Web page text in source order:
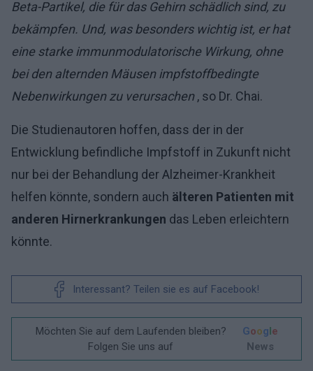
Beta-Partikel, die für das Gehirn schädlich sind, zu
bekämpfen. Und, was besonders wichtig ist, er hat
eine starke immunmodulatorische Wirkung, ohne
bei den alternden Mäusen impfstoffbedingte
Nebenwirkungen zu verursachen, so Dr. Chai.
Die Studienautoren hoffen, dass der in der
Entwicklung befindliche Impfstoff in Zukunft nicht
nur bei der Behandlung der Alzheimer-Krankheit
helfen könnte, sondern auch älteren Patienten mit
anderen Hirnerkrankungen das Leben erleichtern
könnte.
Interessant? Teilen sie es auf Facebook!
Möchten Sie auf dem Laufenden bleiben?
Folgen Sie uns auf
Google
News